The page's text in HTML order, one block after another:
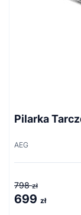
Pilarka
AEG
798zł
Pierwotna
699 zł
Aktualna